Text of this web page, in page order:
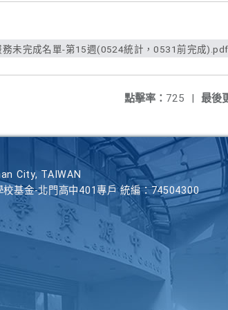
未完成名單-第15週(0524統計，0531前完成).pdf
最後
點擊率： 725 |
City, TAIWAN
基金-北門高中401專戶 統編：74504300